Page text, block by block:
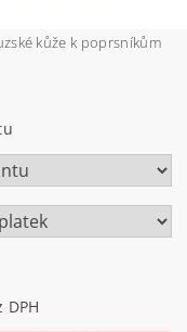
kůže k poprsníkům
DPH